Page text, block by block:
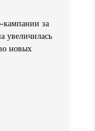
кампании за
увеличилась
новых